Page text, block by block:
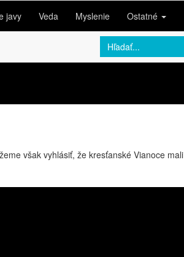
javy Veda Myslenie Ostatné
však vyhlásiť, že kresťanské Vianoce mali